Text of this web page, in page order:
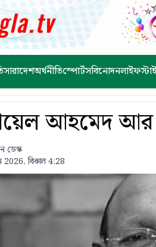
সারাদেশঅর্থনীতিস্পোর্টসবিনোদন
আহমেদ আর
ডেস্ক
বিকাল 4:28